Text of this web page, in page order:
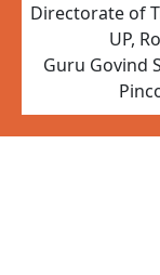
Directorate of
UP,
Guru Govind